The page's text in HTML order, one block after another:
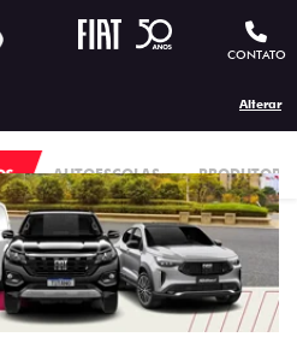
CONTATO
Alterar
AUTOESCOLAS